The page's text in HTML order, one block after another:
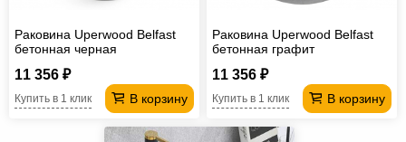
Раковина Uperwood Belfast
бетонная черная
11 356 ₽
В корзину
Купить в 1 клик
Раковина Uperwood Belfast
бетонная графит
11 356 ₽
В корзину
Купить в 1 клик